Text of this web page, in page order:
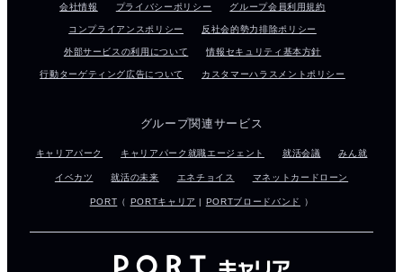
会社情報 プライバシーポリシー グループ会員利用規約
コンプライアンスポリシー 反社会的勢力排除ポリシー
外部サービスの利用について 情報セキュリティ基本方針
行動ターゲティング広告について カスタマーハラスメントポリシー